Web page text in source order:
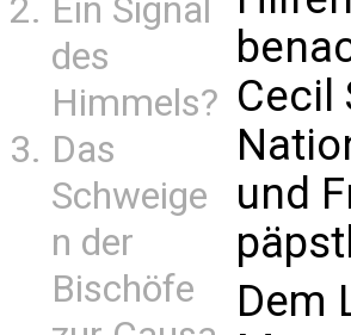
Ein Signal
des
Himmels?
Das
Schweige
n der
Bischöfe
Cecil
und
Dem